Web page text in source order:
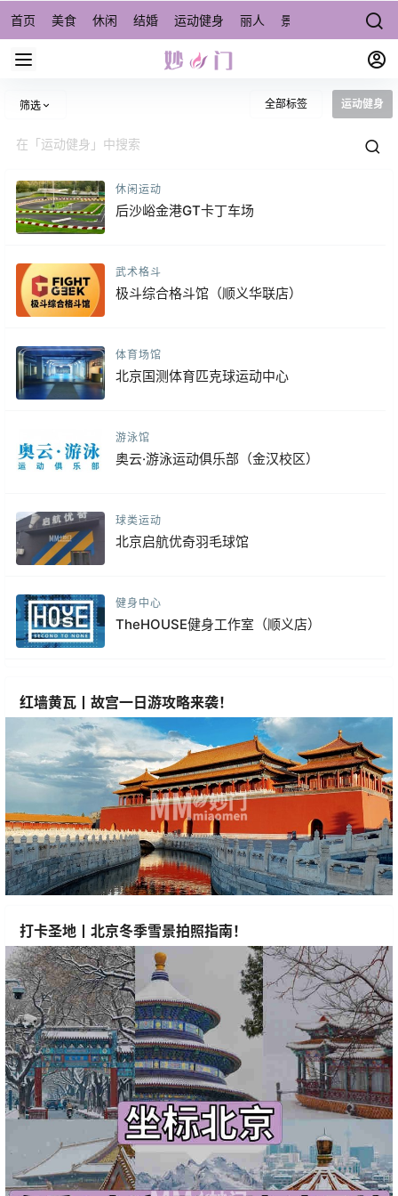
首页 美食 休闲 结婚 运动健身 丽人 景点/周边游 宠物
筛选 全部标签 运动健身
休闲运动
后沙峪金港GT卡丁车场
武术格斗
极斗综合格斗馆（顺义华联店）
体育场馆
北京国测体育匹克球运动中心
游泳馆
奥云·游泳运动俱乐部（金汉校区）
球类运动
北京启航优奇羽毛球馆
健身中心
TheHOUSE健身工作室（顺义店）
红墙黄瓦丨故宫一日游攻略来袭！
打卡圣地丨北京冬季雪景拍照指南！